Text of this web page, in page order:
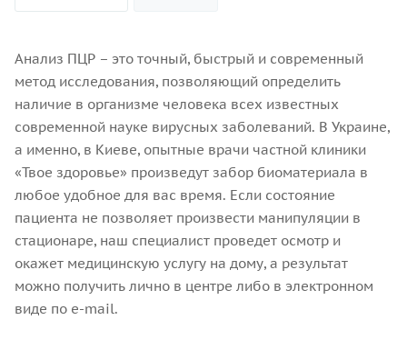
Анализ ПЦР – это точный, быстрый и современный
метод исследования, позволяющий определить
наличие в организме человека всех известных
современной науке вирусных заболеваний. В Украине,
а именно, в Киеве, опытные врачи частной клиники
«Твое здоровье» произведут забор биоматериала в
любое удобное для вас время. Если состояние
пациента не позволяет произвести манипуляции в
стационаре, наш специалист проведет осмотр и
окажет медицинскую услугу на дому, а результат
можно получить лично в центре либо в электронном
виде по e-mail.